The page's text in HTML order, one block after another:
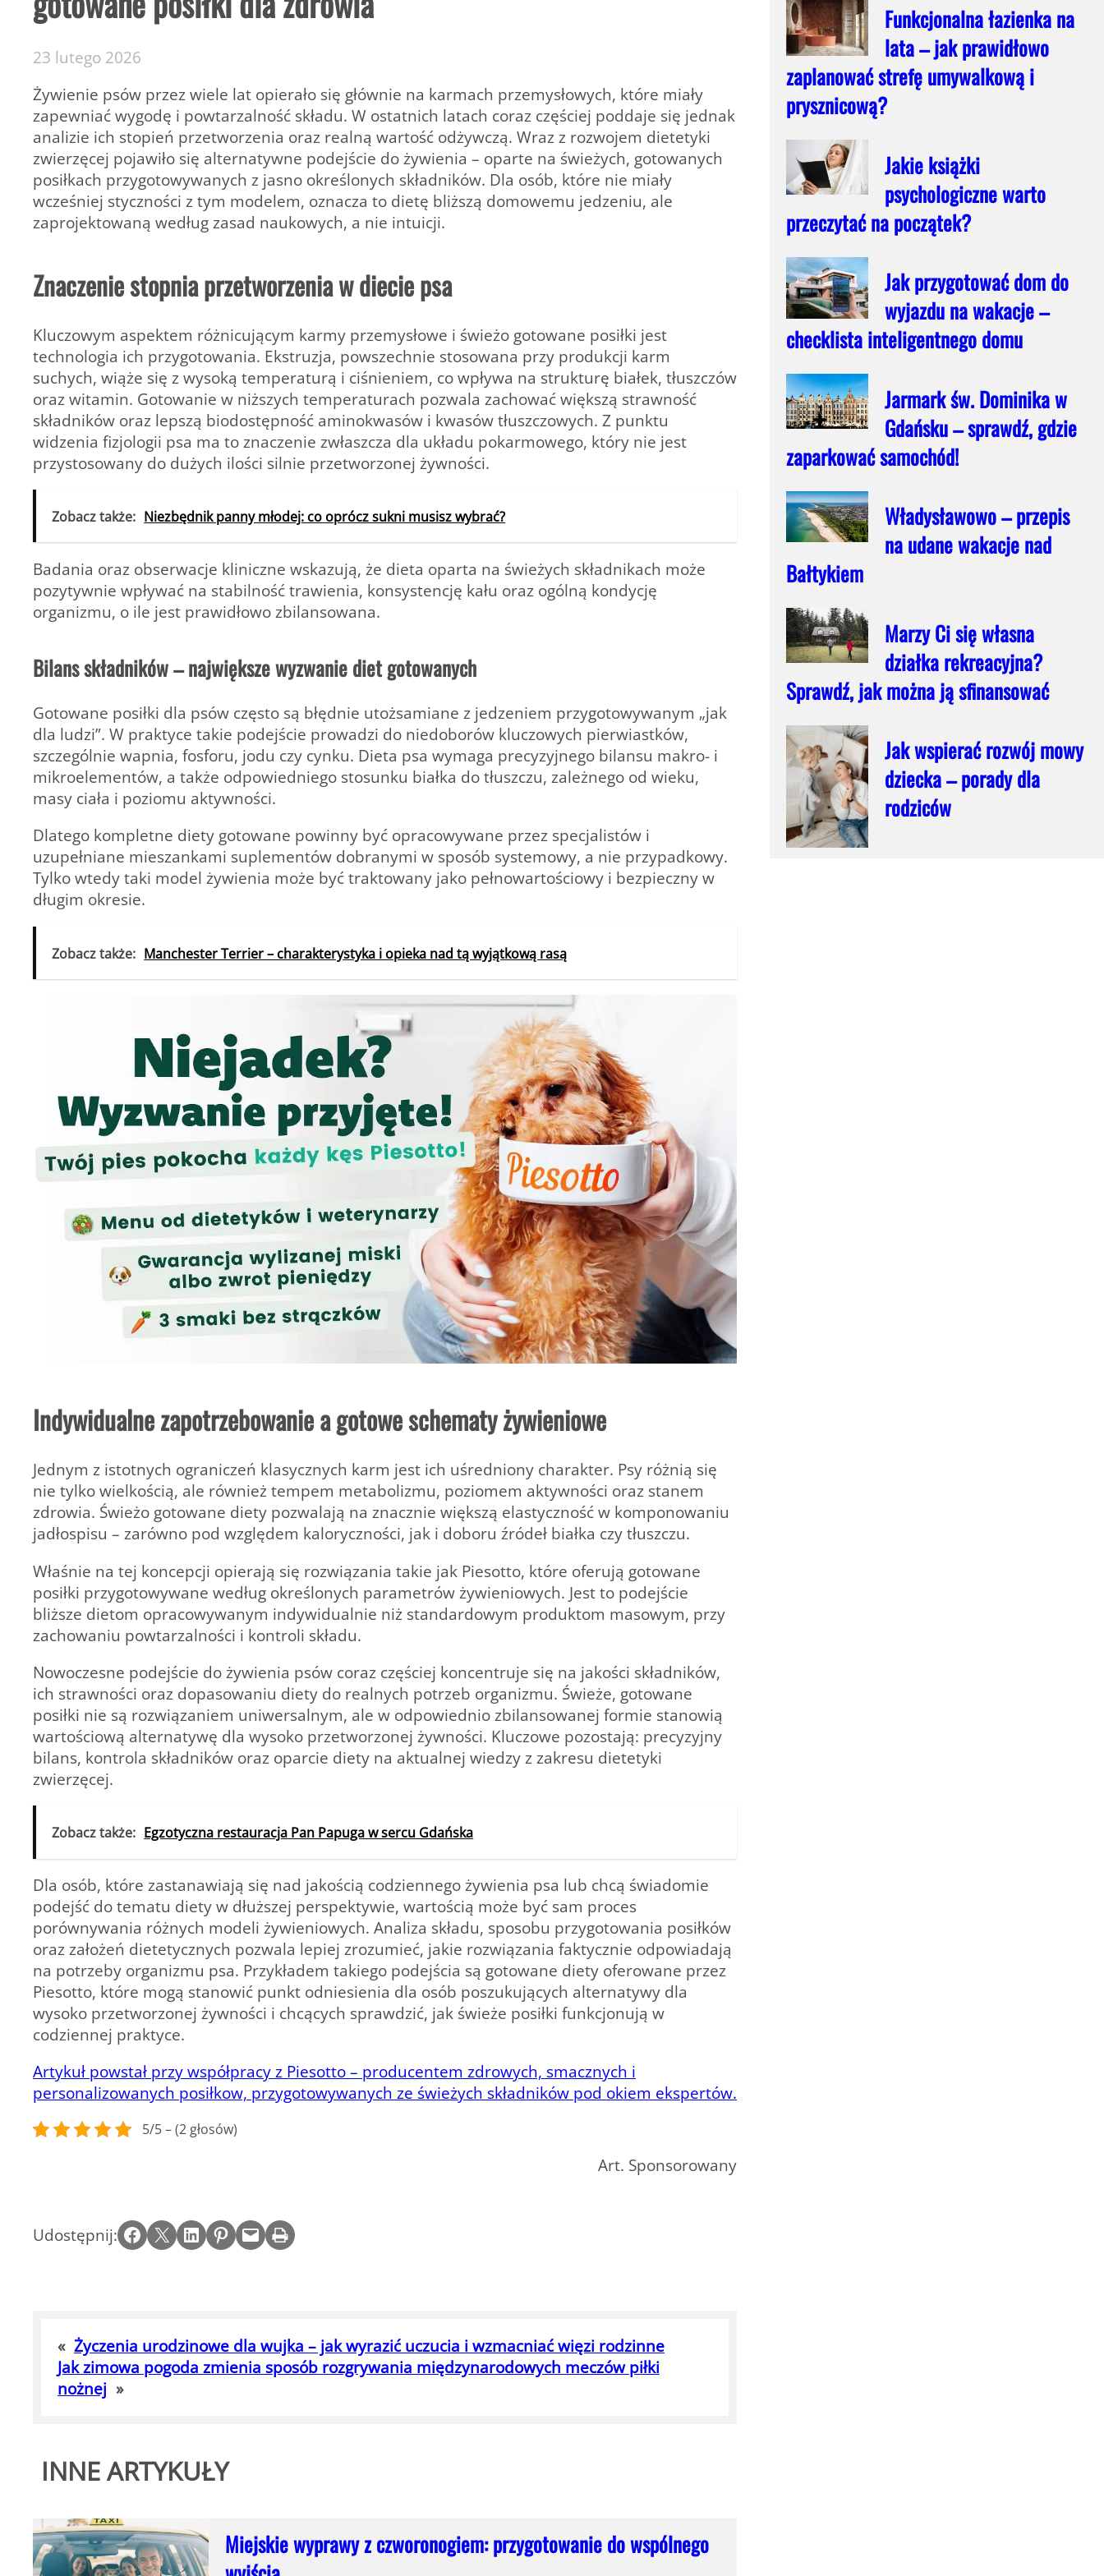
23 lutego 2026
Żywienie psów przez wiele lat opierało się głównie na karmach przemysłowych, które miały
zapewniać wygodę i powtarzalność składu. W ostatnich latach coraz częściej poddaje się jednak
analizie ich stopień przetworzenia oraz realną wartość odżywczą. Wraz z rozwojem dietetyki
zwierzęcej pojawiło się alternatywne podejście do żywienia – oparte na świeżych, gotowanych
posiłkach przygotowywanych z jasno określonych składników. Dla osób, które nie miały
wcześniej styczności z tym modelem, oznacza to dietę bliższą domowemu jedzeniu, ale
zaprojektowaną według zasad naukowych, a nie intuicji.
Znaczenie stopnia przetworzenia w diecie psa
Kluczowym aspektem różnicującym karmy przemysłowe i świeżo gotowane posiłki jest
technologia ich przygotowania. Ekstruzja, powszechnie stosowana przy produkcji karm
suchych, wiąże się z wysoką temperaturą i ciśnieniem, co wpływa na strukturę białek, tłuszczów
oraz witamin. Gotowanie w niższych temperaturach pozwala zachować większą strawność
składników oraz lepszą biodostępność aminokwasów i kwasów tłuszczowych. Z punktu
widzenia fizjologii psa ma to znaczenie zwłaszcza dla układu pokarmowego, który nie jest
przystosowany do dużych ilości silnie przetworzonej żywności.
Zobacz także: Niezbędnik panny młodej: co oprócz sukni musisz wybrać?
Badania oraz obserwacje kliniczne wskazują, że dieta oparta na świeżych składnikach może
pozytywnie wpływać na stabilność trawienia, konsystencję kału oraz ogólną kondycję
organizmu, o ile jest prawidłowo zbilansowana.
Bilans składników – największe wyzwanie diet gotowanych
Gotowane posiłki dla psów często są błędnie utożsamiane z jedzeniem przygotowywanym „jak
dla ludzi”. W praktyce takie podejście prowadzi do niedoborów kluczowych pierwiastków,
szczególnie wapnia, fosforu, jodu czy cynku. Dieta psa wymaga precyzyjnego bilansu makro- i
mikroelementów, a także odpowiedniego stosunku białka do tłuszczu, zależnego od wieku,
masy ciała i poziomu aktywności.
Dlatego kompletne diety gotowane powinny być opracowywane przez specjalistów i
uzupełniane mieszankami suplementów dobranymi w sposób systemowy, a nie przypadkowy.
Tylko wtedy taki model żywienia może być traktowany jako pełnowartościowy i bezpieczny w
długim okresie.
Zobacz także: Manchester Terrier – charakterystyka i opieka nad tą wyjątkową rasą
Indywidualne zapotrzebowanie a gotowe schematy żywieniowe
Jednym z istotnych ograniczeń klasycznych karm jest ich uśredniony charakter. Psy różnią się
nie tylko wielkością, ale również tempem metabolizmu, poziomem aktywności oraz stanem
zdrowia. Świeżo gotowane diety pozwalają na znacznie większą elastyczność w komponowaniu
jadłospisu – zarówno pod względem kaloryczności, jak i doboru źródeł białka czy tłuszczu.
Właśnie na tej koncepcji opierają się rozwiązania takie jak Piesotto, które oferują gotowane
posiłki przygotowywane według określonych parametrówżywieniowych. Jest to podejście
bliższe dietom opracowywanym indywidualnie niż standardowym produktom masowym, przy
zachowaniu powtarzalności i kontroli składu.
Nowoczesne podejście do żywienia psów coraz częściej koncentruje się na jakości składników,
ich strawności oraz dopasowaniu diety do realnych potrzeb organizmu. Świeże, gotowane
posiłki nie są rozwiązaniem uniwersalnym, ale w odpowiednio zbilansowanej formie stanowią
wartościową alternatywę dla wysoko przetworzonej żywności. Kluczowe pozostają: precyzyjny
bilans, kontrola składników oraz oparcie diety na aktualnej wiedzy z zakresu dietetyki
zwierzęcej.
Zobacz także: Egzotyczna restauracja Pan Papuga w sercu Gdańska
Dla osób, które zastanawiają się nad jakością codziennego żywienia psa lub chcą świadomie
podejść do tematu diety w dłuższej perspektywie, wartością może być sam proces
porównywania różnych modeli żywieniowych. Analiza składu, sposobu przygotowania posiłków
oraz założeń dietetycznych pozwala lepiej zrozumieć, jakie rozwiązania faktycznie odpowiadają
na potrzeby organizmu psa. Przykładem takiego podejścia są gotowane diety oferowane przez
Piesotto, które mogą stanowić punkt odniesienia dla osób poszukujących alternatywy dla
wysoko przetworzonej żywności i chcących sprawdzić, jak świeże posiłki funkcjonują w
codziennej praktyce.
Artykuł powstał przy współpracy z Piesotto – producentem zdrowych, smacznych i
personalizowanych posiłkow, przygotowywanych ze świeżych składników pod okiem ekspertów.
5/5 – (2 głosów)
Art. Sponsorowany
Udostępnij: Share on Facebook Email this Page Share on LinkedIn Share on Pinterest Email this Page Print this Page
« Życzenia urodzinowe dla wujka – jak wyrazić uczucia i wzmacniać więzi rodzinne
Jak zimowa pogoda zmienia sposób rozgrywania międzynarodowych meczów piłki
nożnej »
INNE ARTYKUŁY
Miejskie wyprawy z czworonogiem: przygotowanie do wspólnego
Funkcjonalna łazienka na
lata – jak prawidłowo
zaplanować strefę umywalkową i
prysznicową?
Jakie książki
psychologiczne warto
przeczytać na początek?
Jak przygotować dom do
wyjazdu na wakacje –
checklista inteligentnego domu
Jarmark św. Dominika w
Gdańsku – sprawdź, gdzie
zaparkować samochód!
Władysławowo – przepis
na udane wakacje nad
Bałtykiem
Marzy Ci się własna
działka rekreacyjna?
Sprawdź, jak można ją sfinansować
Jak wspierać rozwój mowy
dziecka – porady dla
rodziców